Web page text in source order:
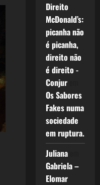
Direito
McDonald’s:
picanha não
é picanha,
direito não
é direito -
Conjurem
Os Sabores
Fakes numa
sociedade
em ruptura.
Julianaem
Gabriela –
Elomar